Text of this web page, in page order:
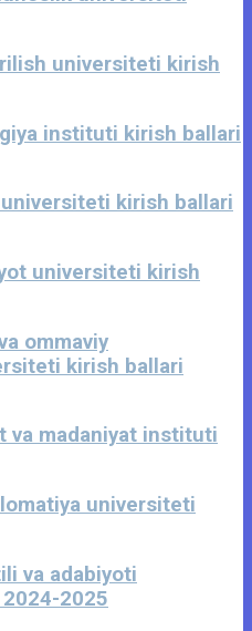
universiteti kirish
instituti kirish ballari
kirish ballari
universiteti kirish
ommaviy
kirish ballari
va madaniyat instituti
universiteti
va adabiyoti
2025